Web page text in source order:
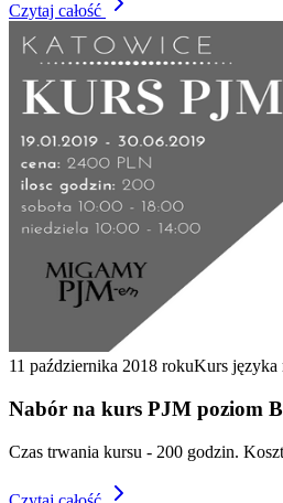
Czytaj całość
11 października 2018 rokuKurs języka
Nabór na kurs PJM poziom
Czas trwania kursu - 200 godzin.